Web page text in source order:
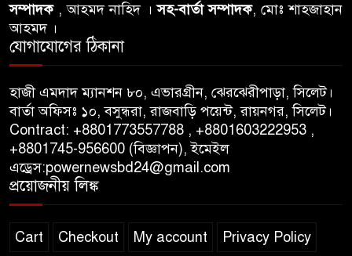
মত টাওয়ার হ‍্যামলেটস কাউন্সিলের
গণবিজ্ঞপ্তি নিয়ে সিলেট অনলাইন
প্রেসক্লাবে বিশ্ব মুক্ত গণমাধ্যম দিবসে
সমালোচনা
সিলেটে ব্যাডমিন্টন তারকাদের
সম্পাদক, আহমদ নাহিদ ।সহ-বার্তা সম্পাদক, মোঃ শাহজাহান
আহমদ ।
যোগাযোগের ঠিকানা
হাজী এমদাদ ম্যানশন ৮০, এভারগ্রীন, ঝেরঝেরীপাড়া, সিলেট।
বার্তা অফিসঃ ১০, বসুন্ধরা, রাজবাড়ি পয়েন্ট, রায়নগর, সিলেট।
Contract: +8801773557788 , +8801603222953 ,
+8801745-956600 (বিজ্ঞাপন), ইমেইল
এড্রেস:powernewsbd24@gmail.com
প্রয়োজনীয় লিঙ্ক
Cart Checkout My account Privacy Policy